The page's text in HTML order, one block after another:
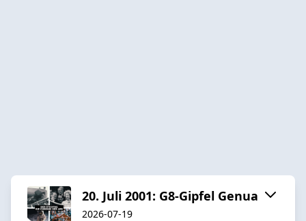
20. Juli 2001: G8-Gipfel Genua
2026-07-19